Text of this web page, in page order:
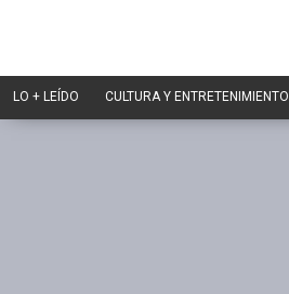
LO + LEÍDO CULTURA Y ENTRETENIMIENTO